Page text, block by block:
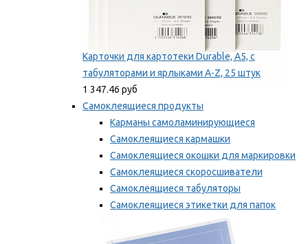
Карточки для картотеки Durable, A5, с
табуляторами и ярлыками A-Z, 25 штук
1 347.46 руб
Самоклеящиеся продукты
Карманы самоламинирующиеся
Самоклеящиеся кармашки
Самоклеящиеся окошки для маркировки
Самоклеящиеся скоросшиватели
Самоклеящиеся табуляторы
Самоклеящиеся этикетки для папок
Таблички для маркировки
Мы рекомендуем